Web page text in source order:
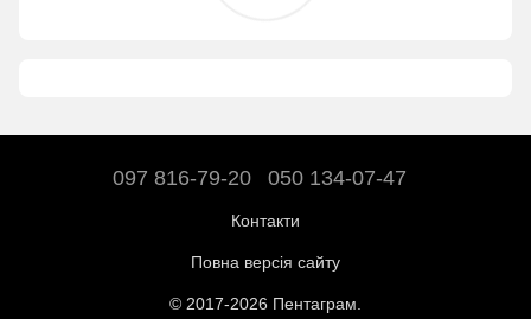
097 816-79-20 050 134-07-47
Контакти
Повна версія сайту
© 2017-2026 Пентаграм.